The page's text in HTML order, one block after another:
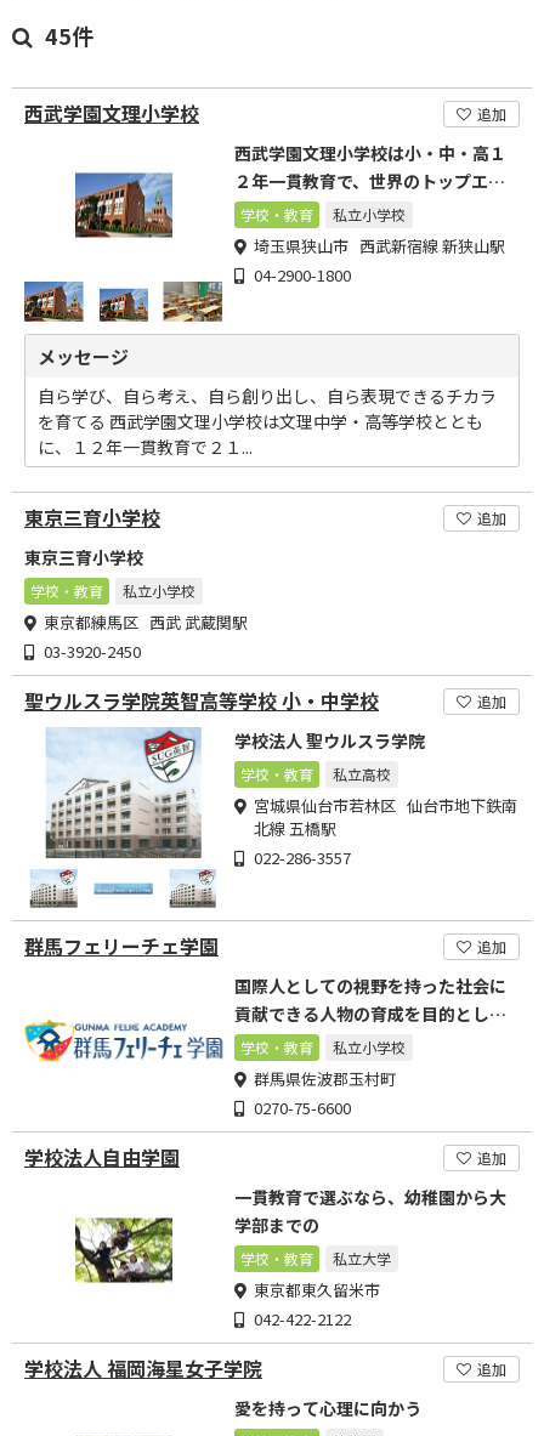
45件
西武学園文理小学校 追加
西武学園文理小学校は小・中・高１
２年一貫教育で、世界のトップエリ
ートを育成する学校です。
学校・教育 私立小学校
埼玉県狭山市 西武新宿線 新狭山駅
04-2900-1800
メッセージ
自ら学び、自ら考え、自ら創り出し、自ら表現できるチカラ
を育てる 西武学園文理小学校は文理中学・高等学校ととも
に、１２年一貫教育で２１...
東京三育小学校 追加
東京三育小学校
学校・教育 私立小学校
東京都練馬区 西武 武蔵関駅
03-3920-2450
聖ウルスラ学院英智高等学校 小・中学校 追加
学校法人 聖ウルスラ学院
学校・教育 私立高校
宮城県仙台市若林区 仙台市地下鉄南
北線 五橋駅
022-286-3557
群馬フェリーチェ学園 追加
国際人としての視野を持った社会に
貢献できる人物の育成を目的とした
教育を行っています。
学校・教育 私立小学校
群馬県佐波郡玉村町
0270-75-6600
学校法人自由学園 追加
一貫教育で選ぶなら、幼稚園から大
学部までの
学校・教育 私立大学
東京都東久留米市
042-422-2122
学校法人 福岡海星女子学院 追加
愛を持って心理に向かう